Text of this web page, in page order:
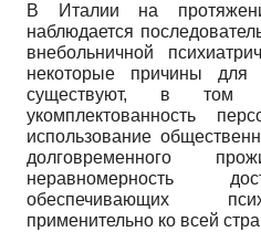
В Италии на
наблюдается
внебольничной
некоторые причины для
существуют, в том
укомплектованность
использование
долговременного
неравномерность
обеспечивающих
применительно ко всей